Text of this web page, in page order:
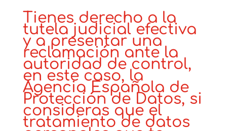
Tienes derecho a la
tutela judicial efectiva
y a presentar una
reclamación ante la
autoridad de control,
en este caso, la
Agencia Española de
Protección de Datos, si
consideras que el
tratamiento de datos